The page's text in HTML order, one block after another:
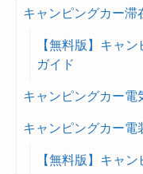
キャンピングカー滞
【無料版】キャ
ガイド
キャンピングカー電
キャンピングカー電
【無料版】キャ